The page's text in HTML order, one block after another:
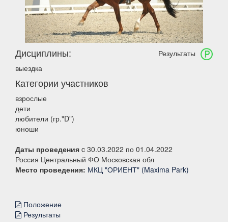
Результаты
Дисциплины:
выездка
Категории участников
взрослые
дети
любители (гр."D")
юноши
Даты проведения c 30.03.2022 по 01.04.2022
Россия Центральный ФО Московская обл
Место проведения: МКЦ "ОРИЕНТ" (Maxima Park)
Положение
Результаты